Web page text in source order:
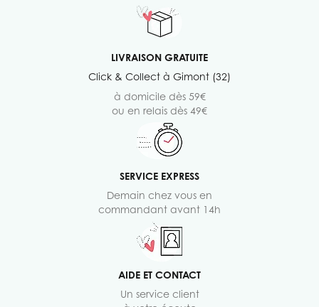
LIVRAISON GRATUITE
Click & Collect à Gimont (32)
à domicile dès 59€
ou en relais dès 49€
SERVICE EXPRESS
Demain chez vous en
commandant avant 14h
AIDE ET CONTACT
Un service client